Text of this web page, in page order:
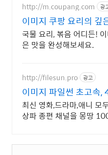
http://m.coupang.com 광
이미지 쿠팡 요리의 깊
을 더해요
국물 요리, 볶음 어디든!
은 맛을 완성해보세요.
http://filesun.pro 광고
이미지 파일썬 초고속,
간 보기!
최신 영화,드라마,애니 모
상파 종편 채널을 몽땅